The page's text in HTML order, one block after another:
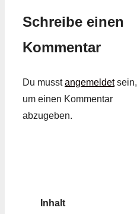
Schreibe einen
Kommentar
Du musstangemeldetsein,
um einen Kommentar
abzugeben.
Inhalt